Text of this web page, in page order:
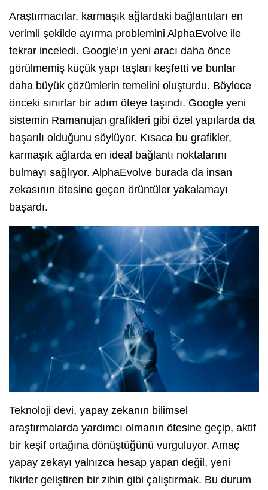
Araştırmacılar, karmaşık ağlardaki bağlantıları en
verimli şekilde ayırma problemini AlphaEvolve ile
tekrar inceledi. Google’ın yeni aracı daha önce
görülmemiş küçük yapı taşları keşfetti ve bunlar
daha büyük çözümlerin temelini oluşturdu. Böylece
önceki sınırlar bir adım öteye taşındı. Google yeni
sistemin Ramanujan grafikleri gibi özel yapılarda da
başarılı olduğunu söylüyor. Kısaca bu grafikler,
karmaşık ağlarda en ideal bağlantı noktalarını
bulmayı sağlıyor. AlphaEvolve burada da insan
zekasının ötesine geçen örüntüler yakalamayı
başardı.
Teknoloji devi, yapay zekanın bilimsel
araştırmalarda yardımcı olmanın ötesine geçip, aktif
bir keşif ortağına dönüştüğünü vurguluyor. Amaç
yapay zekayı yalnızca hesap yapan değil, yeni
fikirler geliştiren bir zihin gibi çalıştırmak. Bu durum